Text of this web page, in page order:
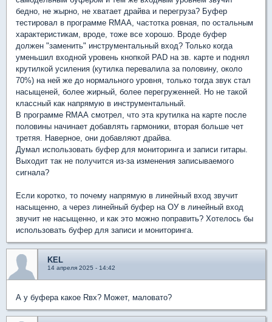
бедно, не жырно, не хватает драйва и перегруза? Буфер
тестировал в программе RMAA, частотка ровная, по остальным
характеристикам, вроде, тоже все хорошо. Вроде буфер
должен "заменить" инструментальный вход? Только когда
уменьшил входной уровень кнопкой PAD на зв. карте и поднял
крутилкой усиления (кутилка перевалила за половину, около
70%) на ней же до нормального уровня, только тогда звук стал
насыщеней, более жирный, более перегруженней. Но не такой
классный как напрямую в инструментальный.
В программе RMAA смотрел, что эта крутилка на карте после
половины начинает добавлять гармоники, вторая больше чет
третяя. Наверное, они добавляют драйва.
Думал использовать буфер для мониторинга и записи гитары.
Выходит так не получится из-за изменения записываемого
сигнала?
Если коротко, то почему напрямую в линейный вход звучит
насыщенно, а через линейный буфер на ОУ в линейный вход
звучит не насыщенно, и как это можно поправить? Хотелось бы
использовать буфер для записи и мониторинга.
KEL
14 апреля 2025 - 14:42
А у буфера какое Rвх? Может, маловато?